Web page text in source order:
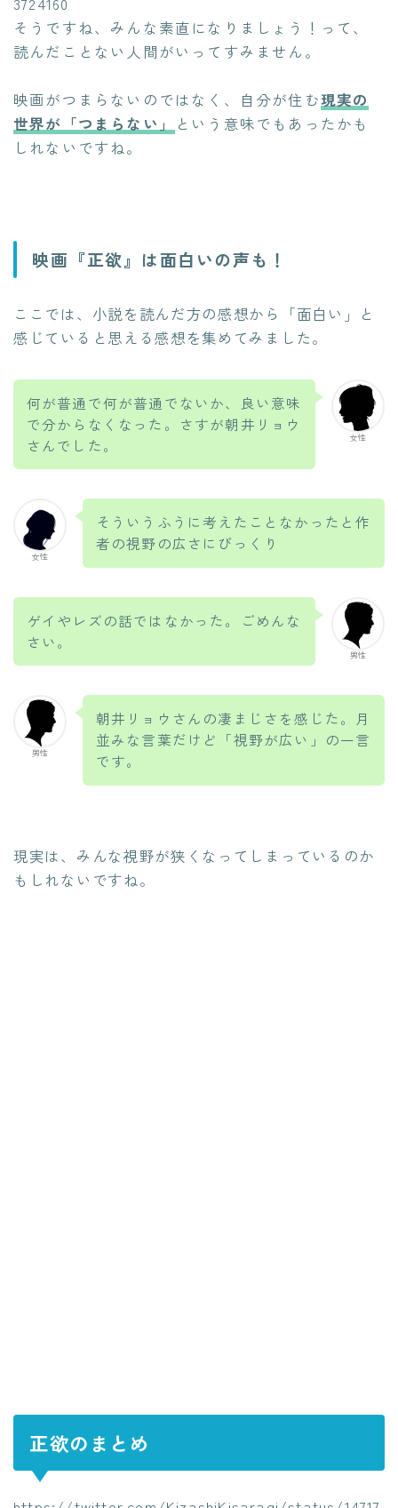
そうですね、みんな素直になりましょう！って、
読んだことない人間がいってすみません。
映画がつまらないのではなく、自分が住む現実の
世界が「つまらない」
という意味でもあったかも
しれないですね。
映画『正欲』は面白いの声も！
ここでは、小説を読んだ方の感想から「面白い」と
感じていると思える感想を集めてみました。
女性
何が普通で何が普通でないか、良い意味
で分からなくなった。さすが朝井リョウ
さんでした。
女性
そういうふうに考えたことなかったと作
者の視野の広さにびっくり
男性
ゲイやレズの話ではなかった。ごめんな
さい。
男性
朝井リョウさんの凄まじさを感じた。月
並みな言葉だけど「視野が広い」の一言
です。
現実は、みんな視野が狭くなってしまっているのか
もしれないですね。
正欲のまとめ